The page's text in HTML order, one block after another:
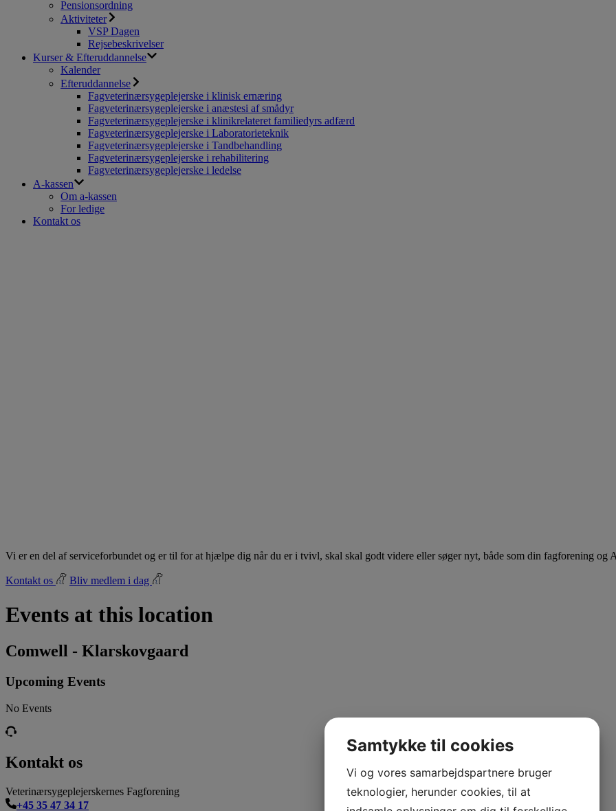
Pensionsordning
Aktiviteter
VSP Dagen
Rejsebeskrivelser
Kurser & Efteruddannelse
Kalender
Efteruddannelse
Fagveterinærsygeplejerske i klinisk ernæring
Fagveterinærsygeplejerske i anæstesi af smådyr
Fagveterinærsygeplejerske i klinikrelateret familiedyrs adfærd
Fagveterinærsygeplejerske i Laboratorieteknik
Fagveterinærsygeplejerske i Tandbehandling
Fagveterinærsygeplejerske i rehabilitering
Fagveterinærsygeplejerske i ledelse
A-kassen
Om a-kassen
For ledige
Kontakt os
Vi er en del af serviceforbundet og er til for at hjælpe dig når du er i tvivl, skal skal godt videre eller søger nyt, både som din fagforening og
Kontakt os Bliv medlem i dag
Events at this location
Comwell - Klarskovgaard
Upcoming Events
No Events
Kontakt os
Veterinærsygeplejerskernes Fagforening
+45 35 47 34 17
Samtykke til cookies
Vi og vores samarbejdspartnere bruger
teknologier, herunder cookies, til at